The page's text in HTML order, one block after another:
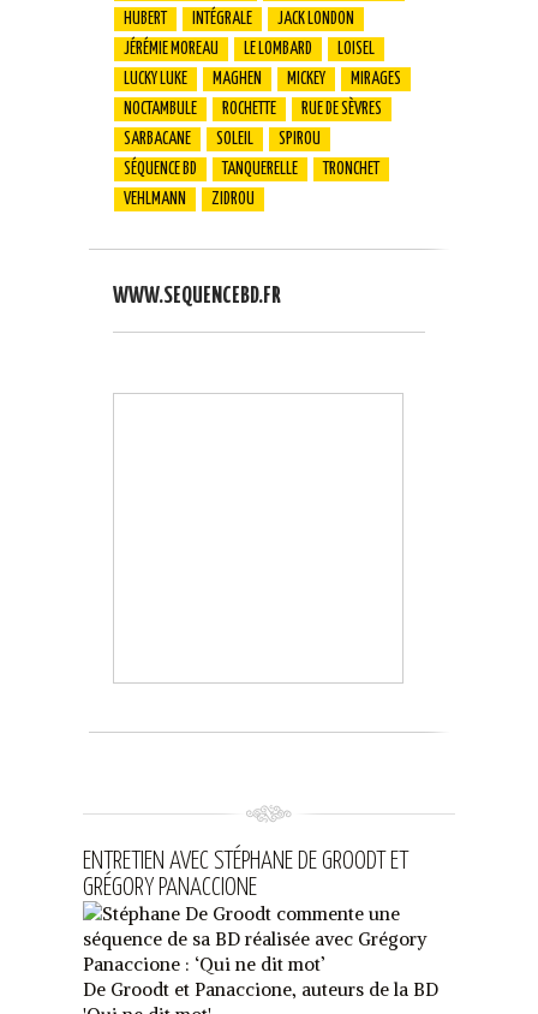
HUBERT
INTÉGRALE
JACK LONDON
JÉRÉMIE MOREAU
LE LOMBARD
LOISEL
LUCKY LUKE
MAGHEN MICKEY
MIRAGES
NOCTAMBULE
ROCHETTE
RUE DE SÈVRES
SARBACANE
SOLEIL
SPIROU
SÉQUENCE BD
TANQUERELLE
TRONCHET
VEHLMANN
ZIDROU
WWW.SEQUENCEBD.FR
ENTRETIEN AVEC STÉPHANE DE GROODT ET
GRÉGORY PANACCIONE
De Groodt et Panaccione, auteurs de la BD